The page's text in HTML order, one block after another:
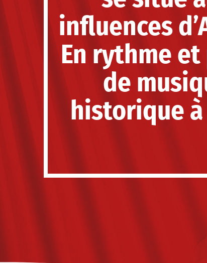
influences
En rythme
de
historique à